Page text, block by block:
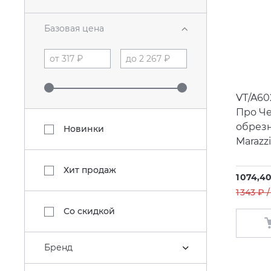
Базовая цена
Новинки
Хит продаж
Со скидкой
Бренд
VT/
Про
1
1 343 ₽